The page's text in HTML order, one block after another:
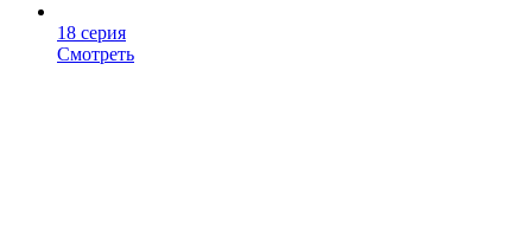
18 серия
Смотреть